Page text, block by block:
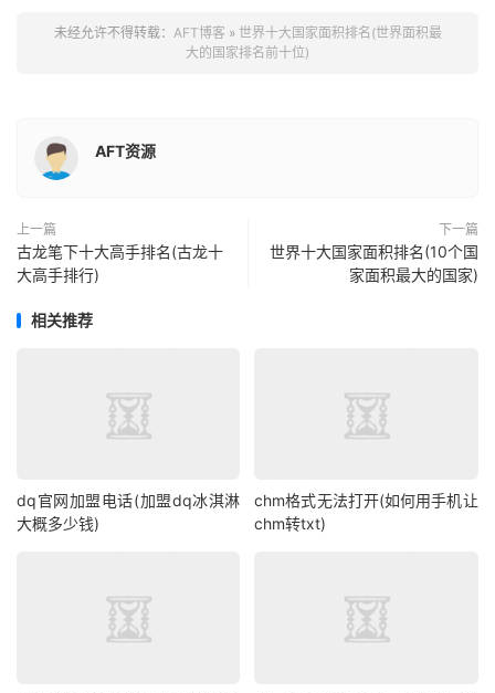
未经允许不得转载： AFT博客 » 世界十大国家面积排名(世界面积最
大的国家排名前十位)
AFT资源
上一篇
古龙笔下十大高手排名(古龙十
大高手排行)
下一篇
世界十大国家面积排名(10个国
家面积最大的国家)
相关推荐
dq官网加盟电话(加盟dq冰淇淋
大概多少钱)
chm格式无法打开(如何用手机让
chm转txt)